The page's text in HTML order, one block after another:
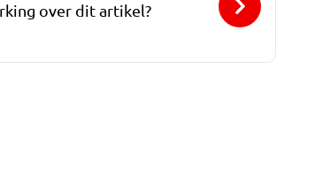
over dit artikel?